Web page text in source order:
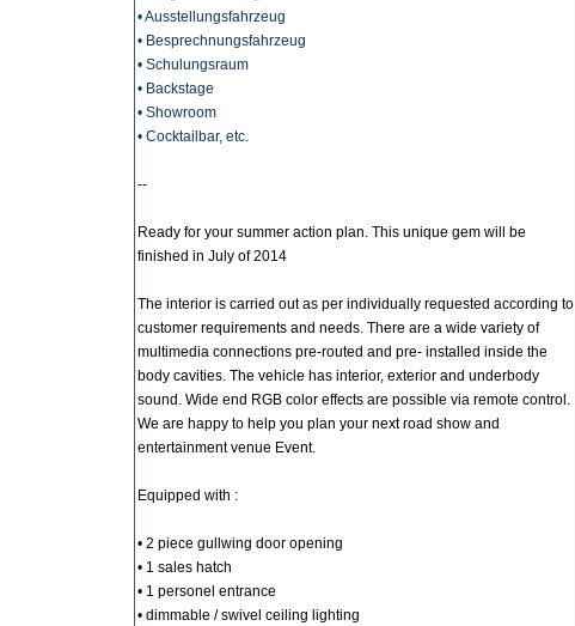
• Ausstellungsfahrzeug
• Besprechnungsfahrzeug
• Schulungsraum
• Backstage
• Showroom
• Cocktailbar, etc.
--
Ready for your summer action plan. This unique gem will be
finished in July of 2014
The interior is carried out as per individually requested according to
customer requirements and needs. There are a wide variety of
multimedia connections pre-routed and pre- installed inside the
body cavities. The vehicle has interior, exterior and underbody
sound. Wide end RGB color effects are possible via remote control.
We are happy to help you plan your next road show and
entertainment venue Event.
Equipped with :
• 2 piece gullwing door opening
• 1 sales hatch
• 1 personel entrance
• dimmable / swivel ceiling lighting